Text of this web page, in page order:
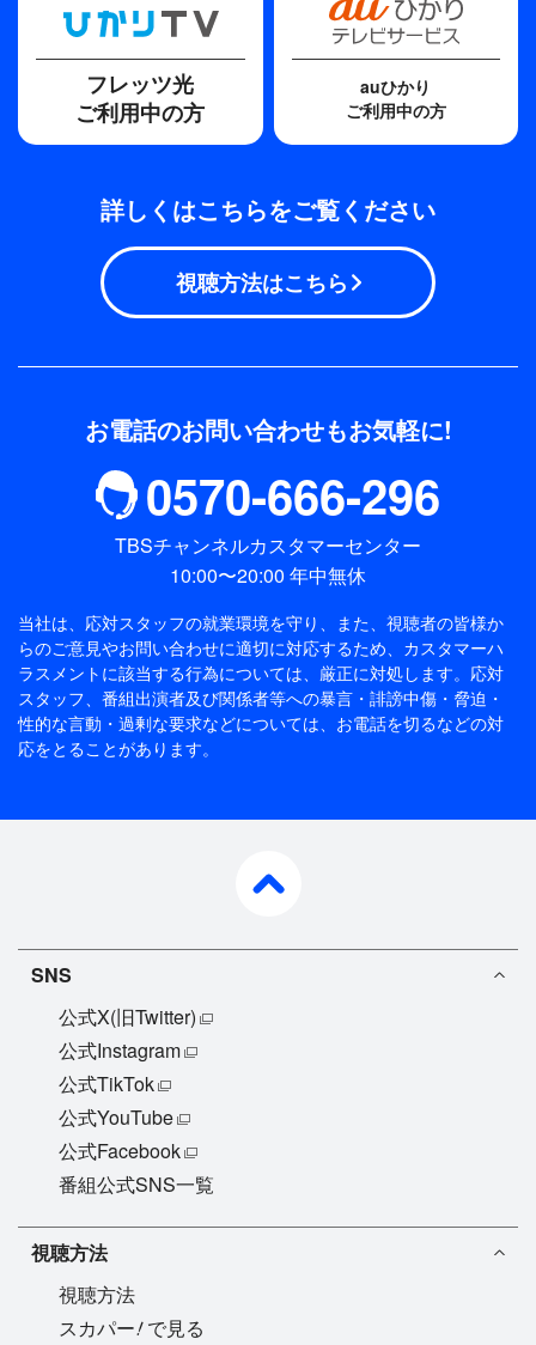
フレッツ光
ご利用中の方
auひかり
ご利用中の方
詳しくはこちらをご覧ください
視聴方法はこちら
お電話のお問い合わせもお気軽に!
0570-666-296
TBSチャンネルカスタマーセンター
10:00〜20:00 年中無休
当社は、応対スタッフの就業環境を守り、また、視聴者の皆様か
らのご意見やお問い合わせに適切に対応するため、 カスタマーハ
ラスメントに該当する行為については、厳正に対処します。応対
スタッフ、番組出演者及び関係者等への暴言・誹謗中傷・脅迫・
性的な言動・過剰な要求などについては、お電話を切るなどの対
応をとることがあります。
SNS
公式X(旧Twitter)
公式Instagram
公式TikTok
公式YouTube
公式Facebook
番組公式SNS一覧
視聴方法
視聴方法
スカパー!で見る